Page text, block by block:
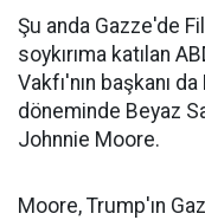
Şu anda Gazze'de
soykırıma katılan
Vakfı'nın başkanı
döneminde Beyaz
Johnnie Moore.
Moore, Trump'ın